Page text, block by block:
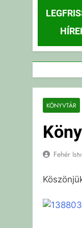
Erdei
2 Nap Ezelőtt
KÖNYVTÁR
Fehér